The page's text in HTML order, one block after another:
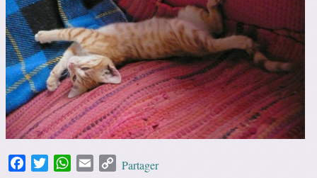
FacebookTwitterWhatsApp
Email Copy
Partager